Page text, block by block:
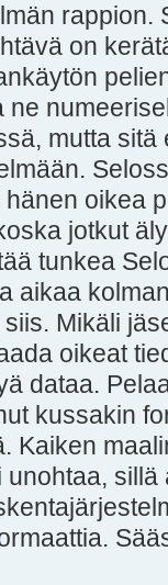
rappion.
on
ne
mutta
oikea
jotkut
tunkea
aikaa
Mikäli
oikeat
dataa.
kussakin
Kaiken